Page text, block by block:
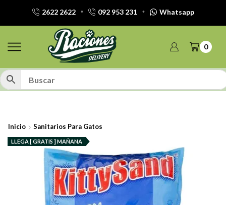
2622 2622 092 953 231 Whatsapp
0
Inicio Sanitarios Para Gatos
LLEGA [ GRATIS ] MAÑANA